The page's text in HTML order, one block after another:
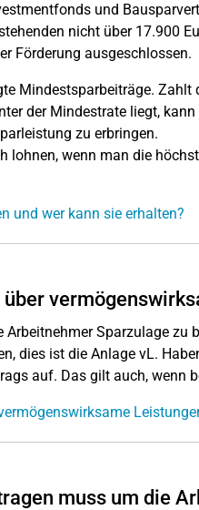
und
nicht über 17.900
Förderung ausgeschlossen.
Mindestsparbeiträge.
der Mindestrate liegt,
zu erbringen.
lohnen, wenn man die
und wer kann sie erhalten?
Sparzulage zu
dies ist die Anlage vL.
auf. Das gilt auch, wenn
muss um die